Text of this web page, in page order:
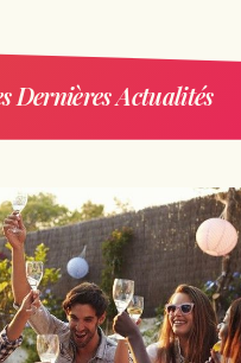
Dernières Actualités